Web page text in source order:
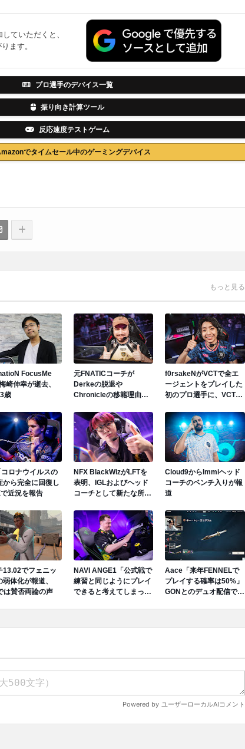
ていただくと、
ます。
プロ選手のデバイス一覧
振り向き計算ツール
反応速度テストゲーム
でタイムセール中のゲーミングデバイス
もっと見る
FocusMe
崎伸幸が逝去、
歳
元FNATICコーチが
Derkeの脱退や
Chronicleの移籍理由を
金銭的理由ではない」
f0rsakeNがVCTで全エ
ージェントをプレイした
初のプロ選手に、VCT
Secret戦で遂にゲッコー
を解禁
コロナウイルスの
から完全に回復し
近況を報告
NFX BlackWizがLFTを
表明、IGLおよびヘッド
コーチとして新たな所属
Cloud9からImmiヘッド
コーチのベンチ入りが報
道
13.02でフェニッ
弱体化が報道、
は賛否両論の声
NAVI ANGE1「公式戦で
練習と同じようにプレイ
できると考えてしまっ
Aace「来年FENNELで
プレイする確率は50%」
GONとのデュオ配信で言